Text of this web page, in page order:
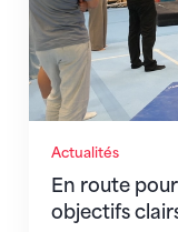
Actualités
En route
objectifs